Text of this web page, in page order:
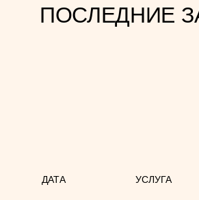
ПОСЛЕДНИЕ
ДАТА УСЛУГА